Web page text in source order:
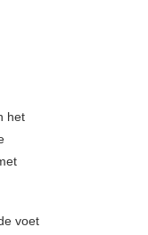
het
voet